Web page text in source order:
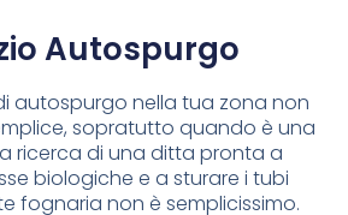
Autospurgo
autospurgo nella tua zona non
sopratutto quando è una
ricerca di una ditta pronta a
biologiche e a sturare i tubi
fognaria non è semplicissimo.